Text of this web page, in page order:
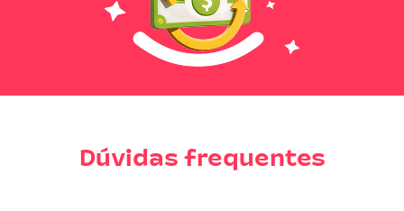
Dúvidas frequentes